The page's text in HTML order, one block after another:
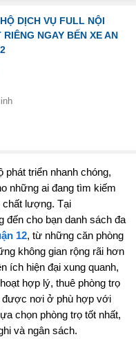
DỊCH VỤ FULL NỘI
NGAY BẾN XE AN
triển nhanh chóng,
những ai đang tìm kiếm
chất lượng. Tại
đến cho bạn danh sách đa
12, từ những căn phòng
không gian rộng rãi hơn
ích hiện đại xung quanh,
hợp lý, thuê phòng trọ
được nơi ở phù hợp với
chọn phòng trọ tốt nhất,
và ngân sách.